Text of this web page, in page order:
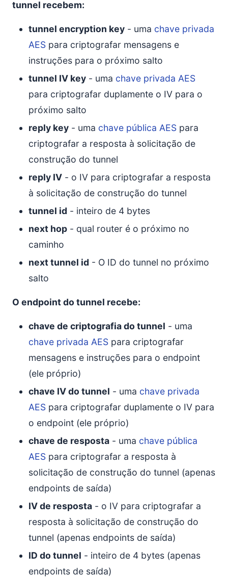
tunnel recebem:
tunnel encryption key - uma chave privada
AES para criptografar mensagens e
instruções para o próximo salto
tunnel IV key - uma chave privada AES
para criptografar duplamente o IV para o
próximo salto
reply key - uma chave pública AES para
criptografar a resposta à solicitação de
construção do tunnel
reply IV - o IV para criptografar a resposta
à solicitação de construção do tunnel
tunnel id - inteiro de 4 bytes
next hop - qual router é o próximo no
caminho
next tunnel id - O ID do tunnel no próximo
salto
O endpoint do tunnel recebe:
chave de criptografia do tunnel - uma
chave privada AES para criptografar
mensagens e instruções para o endpoint
(ele próprio)
chave IV do tunnel - uma chave privada
AES para criptografar duplamente o IV para
o endpoint (ele próprio)
chave de resposta - uma chave pública
AES para criptografar a resposta à
solicitação de construção do tunnel (apenas
endpoints de saída)
IV de resposta - o IV para criptografar a
resposta à solicitação de construção do
tunnel (apenas endpoints de saída)
ID do tunnel - inteiro de 4 bytes (apenas
endpoints de saída)